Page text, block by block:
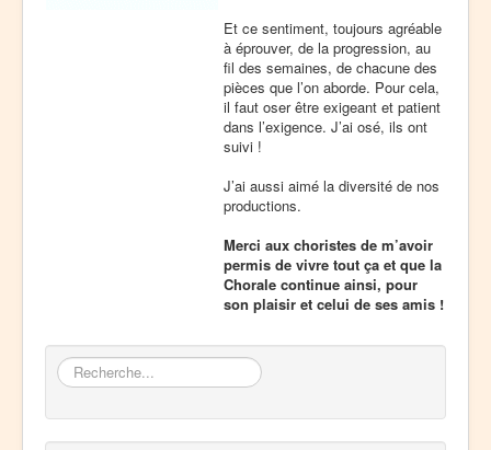
Et ce sentiment, toujours agréable
à éprouver, de la progression, au
fil des semaines, de chacune des
pièces que l’on aborde. Pour cela,
il faut oser être exigeant et patient
dans l’exigence. J’ai osé, ils ont
suivi !
J’ai aussi aimé la diversité de nos
productions.
Merci aux choristes de m’avoir
permis de vivre tout ça et que la
Chorale continue ainsi, pour
son plaisir et celui de ses amis !
Rechercher